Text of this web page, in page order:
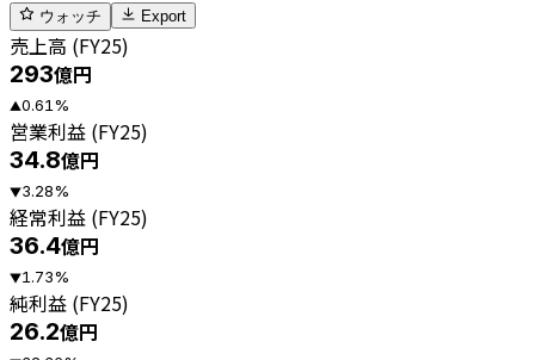
ウォッチ Export
売上高 (FY25)
293億円
▲0.61 %
営業利益 (FY25)
34.8億円
▼3.28%
経常利益 (FY25)
36.4億円
▼1.73%
純利益 (FY25)
26.2億円